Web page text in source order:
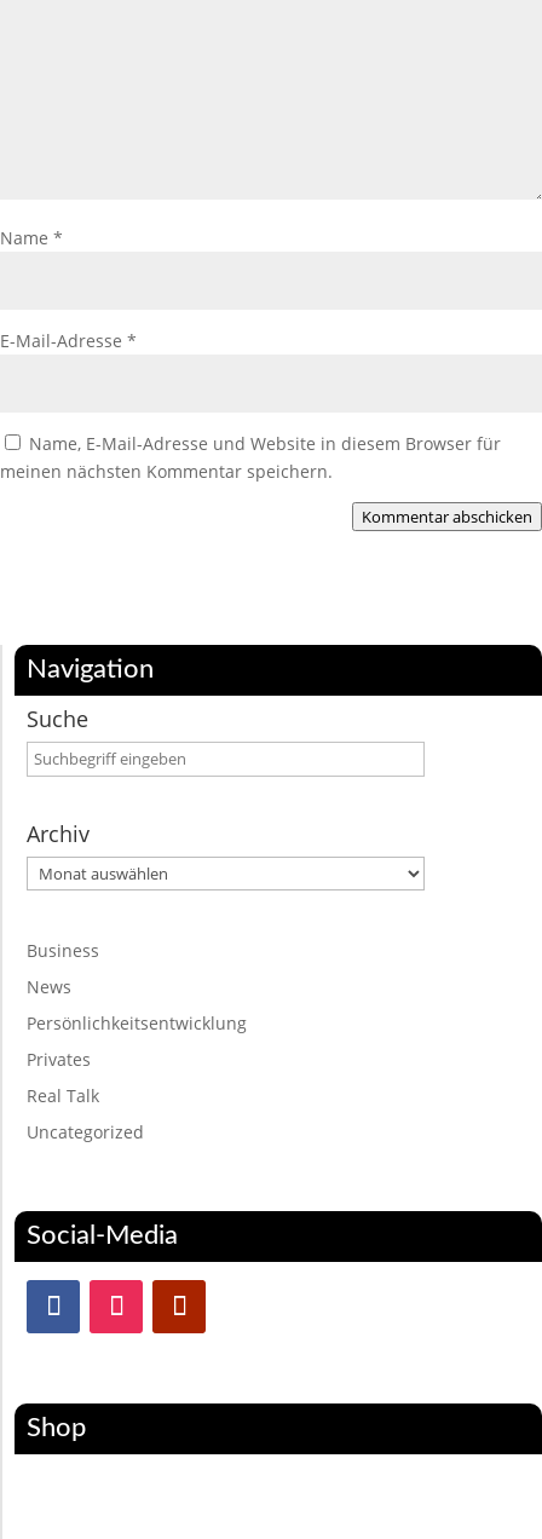
Name *
E-Mail-Adresse *
Name, E-Mail-Adresse und Website in diesem Browser für
meinen nächsten Kommentar speichern.
Kommentar abschicken
Navigation
Suche
Archiv
Archiv
Business
News
Persönlichkeitsentwicklung
Privates
Real Talk
Uncategorized
Social-Media
Shop